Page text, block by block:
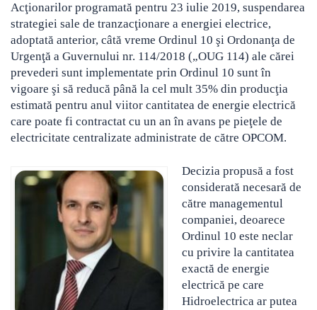
Acţionarilor programată pentru 23 iulie 2019, suspendarea
strategiei sale de tranzacţionare a energiei electrice,
adoptată anterior, câtă vreme Ordinul 10 şi Ordonanţa de
Urgenţă a Guvernului nr. 114/2018 („OUG 114) ale cărei
prevederi sunt implementate prin Ordinul 10 sunt în
vigoare şi să reducă până la cel mult 35% din producţia
estimată pentru anul viitor cantitatea de energie electrică
care poate fi contractat cu un an în avans pe pieţele de
electricitate centralizate administrate de către OPCOM.
Decizia propusă a fost
considerată necesară de
către managementul
companiei, deoarece
Ordinul 10 este neclar
cu privire la cantitatea
exactă de energie
electrică pe care
Hidroelectrica ar putea